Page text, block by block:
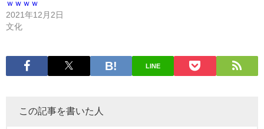
ｗｗｗｗ
2021年12月2日
文化
LINE
この記事を書いた人